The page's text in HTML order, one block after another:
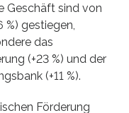
Geschäft sind von
%) gestiegen,
das
(+23 %) und der
(+11 %).
Förderung